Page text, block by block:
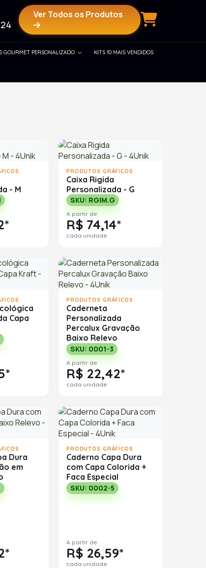
Ver Todos os Produtos
GOURMET PERSONALIZADO KITS 10 MAIS VENDIDOS
- M
PRODUTOS GRÁFICOS
Caixa Rigida
Personalizada - G
SKU: RGIM.G
A partir de
R$ 74,14*
cada unidade
Capa
PRODUTOS GRÁFICOS
Caderneta
Personalizada
Percalux Gravação
Baixo Relevo
SKU: 0001-3
A partir de
R$ 22,42*
cada unidade
Dura
em
PRODUTOS GRÁFICOS
Caderno Capa Dura
com Capa Colorida +
Faca Especial
SKU: 0002-5
A partir de
R$ 26,59*
cada unidade